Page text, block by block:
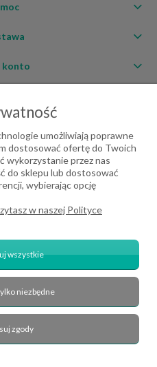
konto
DeHome | Przemysłowa 8, 43-430
| Tel.: 733 666 100 | "INARI" SPÓŁKA
wersję strony
umożliwiają poprawne
dostosować ofertę do Twoich
wykorzystanie przez nas
do sklepu lub dostosować
wybierając opcję
w naszej Polityce
wszystkie
niezbędne
zgody